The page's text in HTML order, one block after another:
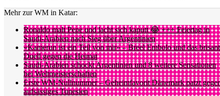
Mehr zur WM in Katar:
Ronaldo malt Pepe und lacht sich kaputt 😂 +++ Feiertag in
Saudi-Arabien nach Sieg über Argentinien
«Kamerun ist ein Teil von mir» – Breel Embolo und das
Duell gegen die Heimat
Saudi-Arabien schockt Argentinien und 8 weitere Sensationen
bei Weltmeisterschaften
Erste WM-Nullnummer – Geheimfavorit Dänemark patzt
aufsässiges Tunesien